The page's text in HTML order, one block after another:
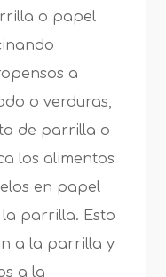
o papel
a
o verduras,
de parrilla o
los alimentos
en papel
parrilla. Esto
a la parrilla y
a la